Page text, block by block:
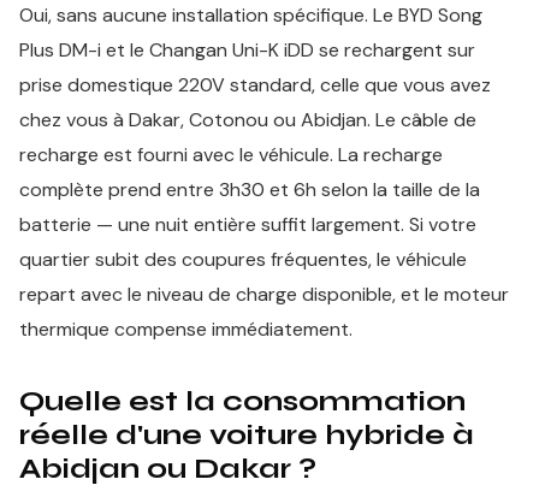
Oui, sans aucune installation spécifique. Le BYD Song
Plus DM-i et le Changan Uni-K iDD se rechargent sur
prise domestique 220V standard, celle que vous avez
chez vous à Dakar, Cotonou ou Abidjan. Le câble de
recharge est fourni avec le véhicule. La recharge
complète prend entre 3h30 et 6h selon la taille de la
batterie — une nuit entière suffit largement. Si votre
quartier subit des coupures fréquentes, le véhicule
repart avec le niveau de charge disponible, et le moteur
thermique compense immédiatement.
Quelle est la consommation
réelle d'une voiture hybride à
Abidjan ou Dakar ?